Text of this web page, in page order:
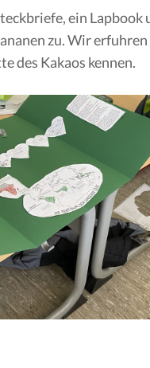
ein Lapbook
zu. Wir
des Kakaos kennen.